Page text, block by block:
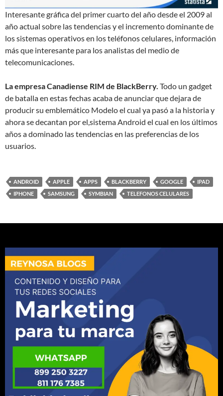
Interesante gráfica del primer cuarto del año desde el 2009 al
año actual sobre las tendencias y el incremento dominante de
los sistemas operativos en los teléfonos celulares, información
más que interesante para los analistas del medio de
telecomunicaciones.
La empresa Canadiense RIM de BlackBerry. Todo un gadget
de batalla en estas fechas acaba de anunciar que dejara de
producir su emblemático Modelo el cual ya pasó a la historia y
ahora se decantan por el,sistema Android el cual en los últimos
años a dominado las tendencias en las preferencias de los
usuarios.
ANDROID APPLE APPS BLACKBERRY GOOGLE
IPAD
IPHONE
SAMSUNG SYMBIAN TELEFONOS CELULARES